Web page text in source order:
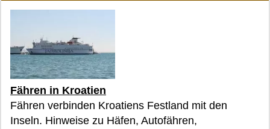
Fähren in Kroatien
Fähren verbinden Kroatiens Festland mit den
Inseln. Hinweise zu Häfen, Autofähren,